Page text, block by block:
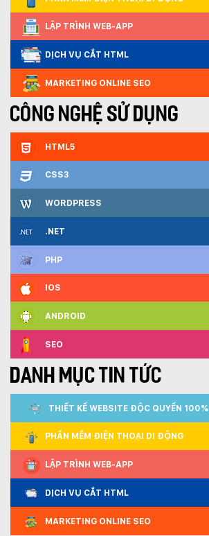
LẬP TRÌNH WEB-APP
DỊCH VỤ CẮT HTML
MARKETING ONLINE SEO
CÔNG NGHỆ SỬ DỤNG
HTML5
CSS3
WORDPRESS
.NET
PHP
IOS
ANDROID
SEO
DANH MỤC TIN TỨC
THIẾT KẾ WEBSITE ĐỘC QUYỀN 100%
PHẦN MỀM ĐIỆN THOẠI DI ĐỘNG
LẬP TRÌNH WEB-APP
DỊCH VỤ CẮT HTML
MARKETING ONLINE SEO